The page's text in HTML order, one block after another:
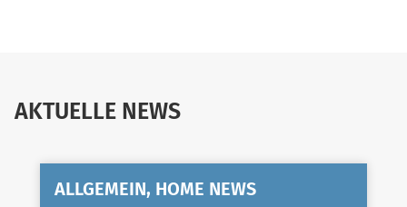
AKTUELLE NEWS
ALLGEMEIN, HOME NEWS